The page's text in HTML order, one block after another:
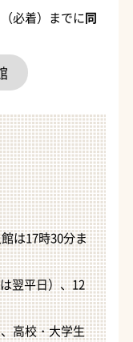
必着）までに同
は17時30分ま
翌平日）、12
高校・大学生